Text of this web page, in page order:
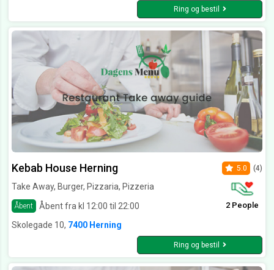
Ring og bestil
Kebab House Herning
Take Away, Burger, Pizzaria, Pizzeria
Åbent Åbent fra kl 12:00 til 22:00
5.0 (4)
2 People
Skolegade 10, 7400 Herning
Ring og bestil